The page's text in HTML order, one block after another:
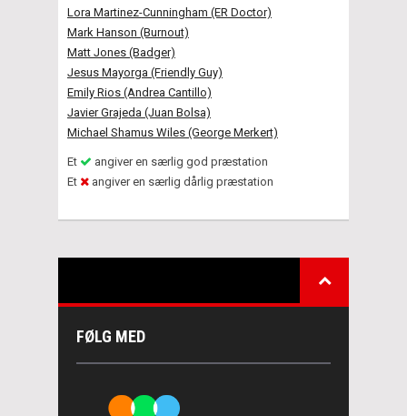
Lora Martinez-Cunningham (ER Doctor)
Mark Hanson (Burnout)
Matt Jones (Badger)
Jesus Mayorga (Friendly Guy)
Emily Rios (Andrea Cantillo)
Javier Grajeda (Juan Bolsa)
Michael Shamus Wiles (George Merkert)
Et
angiver en særlig god præstation
Et
angiver en særlig dårlig præstation
FØLG MED